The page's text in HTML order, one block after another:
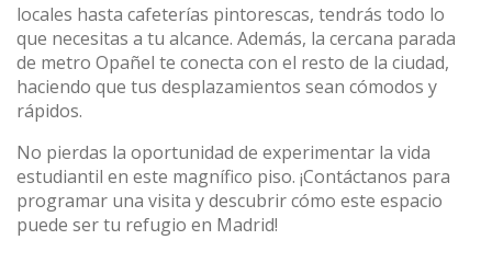
locales hasta cafeterías pintorescas, tendrás todo lo
que necesitas a tu alcance. Además, la cercana parada
de metro Opañel te conecta con el resto de la ciudad,
haciendo que tus desplazamientos sean cómodos y
rápidos.
No pierdas la oportunidad de experimentar la vida
estudiantil en este magnífico piso. ¡Contáctanos para
programar una visita y descubrir cómo este espacio
puede ser tu refugio en Madrid!